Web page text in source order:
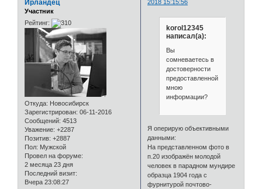
2018 15:15:56
Ирландец
Участник
Рейтинг:
Откуда: Новосибирск
Зарегистрирован: 06-11-2016
Сообщений: 4513
Уважение: +2287
Позитив: +2887
Пол: Мужской
Провел на форуме:
2 месяца 23 дня
Последний визит:
Вчера 23:08:27
korol12345
написал(а):
Вы
сомневаетесь в
достоверности
предоставленной
мною
информации?
Я оперирую объективными
данными:
На представленном фото в
п.20 изображён молодой
человек в парадном мундире
образца 1904 года с
фурнитурой почтово-